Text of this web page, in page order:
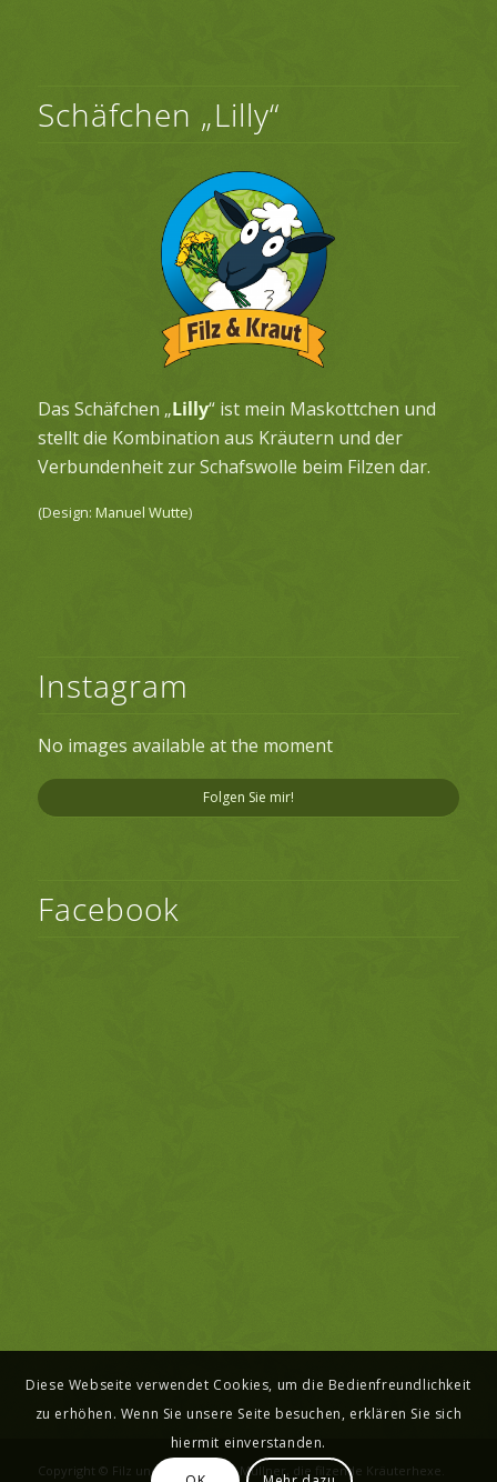
Schäfchen „Lilly“
Das Schäfchen „Lilly“ ist mein Maskottchen und
stellt die Kombination aus Kräutern und der
Verbundenheit zur Schafswolle beim Filzen dar.
(Design: Manuel Wutte)
Instagram
No images available at the moment
Folgen Sie mir!
Facebook
Copyright © Filz und Kraut - Karin Müllner, die filzende Kräuterhexe.
Diese Webseite verwendet Cookies, um die Bedienfreundlichkeit
zu erhöhen. Wenn Sie unsere Seite besuchen, erklären Sie sich
hiermit einverstanden.